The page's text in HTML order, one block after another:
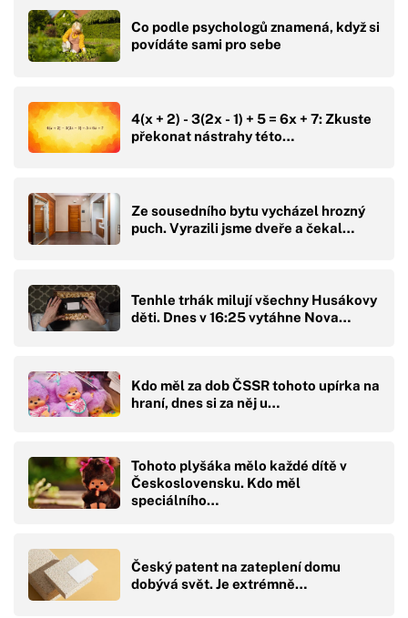
Co podle psychologů znamená, když si
povídáte sami pro sebe
4(x + 2) - 3(2x - 1) + 5 = 6x + 7: Zkuste
překonat nástrahy této…
Ze sousedního bytu vycházel hrozný
puch. Vyrazili jsme dveře a čekal…
Tenhle trhák milují všechny Husákovy
děti. Dnes v 16:25 vytáhne Nova…
Kdo měl za dob ČSSR tohoto upírka na
hraní, dnes si za něj u…
Tohoto plyšáka mělo každé dítě v
Československu. Kdo měl
speciálního…
Český patent na zateplení domu
dobývá svět. Je extrémně…